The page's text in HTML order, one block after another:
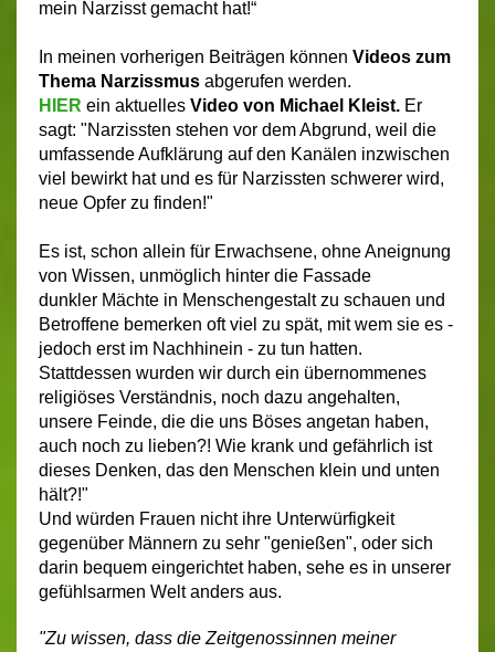
mein Narzisst gemacht hat!“
In meinen vorherigen Beiträgen können Videos zum
Thema Narzissmus abgerufen werden.
HIER ein aktuelles Video von Michael Kleist. Er
sagt: "Narzissten stehen vor dem Abgrund, weil die
umfassende Aufklärung auf den Kanälen inzwischen
viel bewirkt hat und es für Narzissten schwerer wird,
neue Opfer zu finden!"
Es ist, schon allein für Erwachsene, ohne Aneignung
von Wissen, unmöglich hinter die Fassade
dunkler Mächte in Menschengestalt zu schauen und
Betroffene bemerken oft viel zu spät, mit wem sie es -
jedoch erst im Nachhinein - zu tun hatten.
Stattdessen wurden wir durch ein übernommenes
religiöses Verständnis, noch dazu angehalten,
unsere Feinde, die die uns Böses angetan haben,
auch noch zu lieben?! Wie krank und gefährlich ist
dieses Denken, das den Menschen klein und unten
hält?!"
Und würden Frauen nicht ihre Unterwürfigkeit
gegenüber Männern zu sehr "genießen", oder sich
darin bequem eingerichtet haben, sehe es in unserer
gefühlsarmen Welt anders aus.
"Zu wissen, dass die Zeitgenossinnen meiner